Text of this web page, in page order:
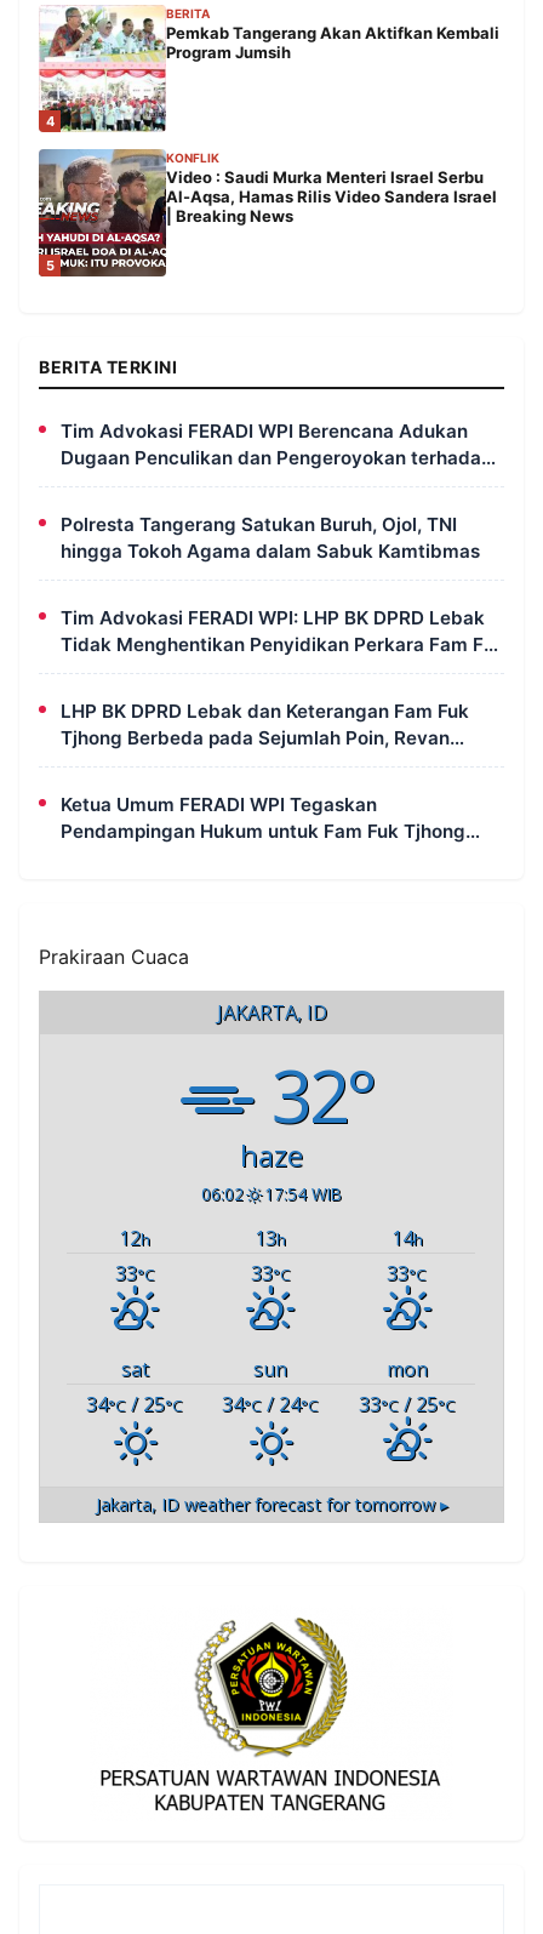
4
BERITA
Pemkab Tangerang Akan Aktifkan Kembali
Program Jumsih
5
KONFLIK
Video : Saudi Murka Menteri Israel Serbu
Al-Aqsa, Hamas Rilis Video Sandera Israel
| Breaking News
BERITA TERKINI
Tim Advokasi FERADI WPI Berencana Adukan
Dugaan Penculikan dan Pengeroyokan terhadap
UUN ke Komisi III DPR RI, LPSK, dan Kompolnas
Polresta Tangerang Satukan Buruh, Ojol, TNI
hingga Tokoh Agama dalam Sabuk Kamtibmas
Tim Advokasi FERADI WPI: LHP BK DPRD Lebak
Tidak Menghentikan Penyidikan Perkara Fam Fuk
Tjhong Alias Pak Uun
LHP BK DPRD Lebak dan Keterangan Fam Fuk
Tjhong Berbeda pada Sejumlah Poin, Revan
FERADI WPI: Proses Pembuktian Masih
Ketua Umum FERADI WPI Tegaskan
Pendampingan Hukum untuk Fam Fuk Tjhong
Prakiraan Cuaca
JAKARTA, ID
32°
haze
06:02 17:54 WIB
12h 13h 14h
33°C 33°C 33°C
sat sun
mon
34°C / 25°C 34°C / 24°C 33°C/ 25°C
Jakarta, IDweather forecast for tomorrow ▸